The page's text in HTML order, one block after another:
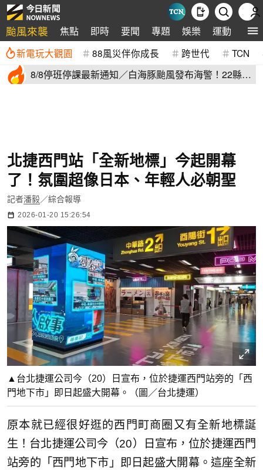
颱風來襲 焦點 即時 要聞 專題 娛樂 運動 全球
新電玩大觀園 88風災伴你成長 跨世代 TCN
8/8停班停課最新通知／白海豚颱風發布海警！22縣市
北捷西門站「全新地標」今起開幕
了！氛圍超像日本、年輕人必朝聖
記者潘毅／綜合報導
2026-01-20 15:26:54
▲台北捷運公司今（20）日宣布，位於捷運西門站旁的「西
門地下市」即日起盛大開幕。（圖／台北捷運）
原本就已經很好逛的西門町商圈又有全新地標誕
生！台北捷運公司今（20）日宣布，位於捷運西門
站旁的「西門地下市」即日起盛大開幕。這座全新